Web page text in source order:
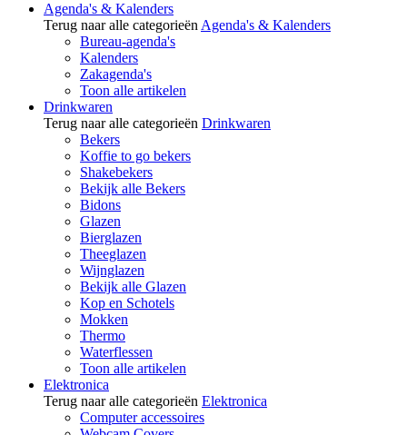
Agenda's & Kalenders
Terug naar alle categorieën Agenda's & Kalenders
Bureau-agenda's
Kalenders
Zakagenda's
Toon alle artikelen
Drinkwaren
Terug naar alle categorieën Drinkwaren
Bekers
Koffie to go bekers
Shakebekers
Bekijk alle Bekers
Bidons
Glazen
Bierglazen
Theeglazen
Wijnglazen
Bekijk alle Glazen
Kop en Schotels
Mokken
Thermo
Waterflessen
Toon alle artikelen
Elektronica
Terug naar alle categorieën Elektronica
Computer accessoires